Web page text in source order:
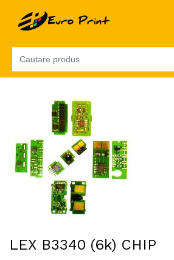
LEX B3340 (6k) CHIP